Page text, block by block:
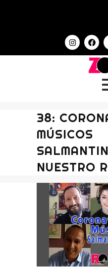
38:
MÚSICOS
NUESTRO